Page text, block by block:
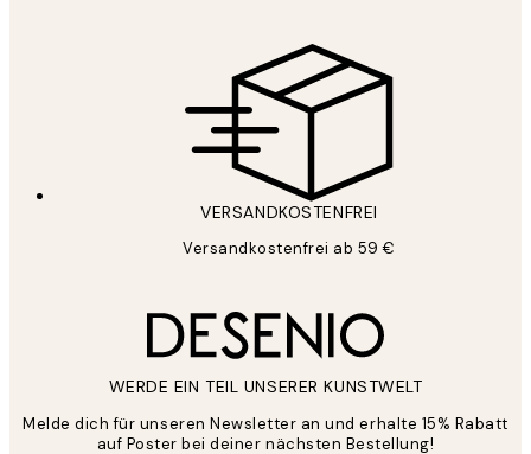
VERSANDKOSTENFREI
Versandkostenfrei ab 59 €
WERDE EIN TEIL UNSERER KUNSTWELT
Melde dich für unseren Newsletter an und erhalte 15% Rabatt
auf Poster bei deiner nächsten Bestellung!